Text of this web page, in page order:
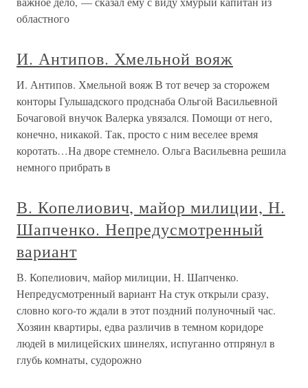
областного
И. Антипов. Хмельной вояж
И. Антипов. Хмельной вояж В тот вечер за сторожем
конторы Гульшадского продснаба Ольгой Васильевной
Бочаговой внучок Валерка увязался. Помощи от него,
конечно, никакой. Так, просто с ним веселее время
коротать…На дворе стемнело. Ольга Васильевна решила
немного прибрать в
В. Копелиович, майор милиции, Н.
Шапченко. Непредусмотренный
вариант
В. Копелиович, майор милиции, Н. Шапченко.
Непредусмотренный вариант На стук открыли сразу,
словно кого-то ждали в этот поздний полуночный час.
Хозяин квартиры, едва различив в темном коридоре
людей в милицейских шинелях, испуганно отпрянул в
глубь комнаты, судорожно